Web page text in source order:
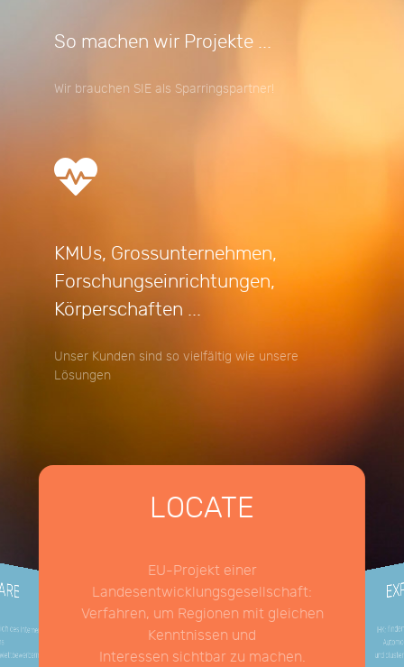
So machen wir Projekte ...
Wir brauchen SIE als Sparringspartner!
KMUs, Grossunternehmen,
Forschungseinrichtungen,
Körperschaften ...
Unser Kunden sind so vielfältig wie unsere
Lösungen
des internen
LOCATE
EU-Projekt einer
Landesentwicklungsgesellschaft:
Verfahren, um Regionen mit gleichen
Kenntnissen und
Interessen sichtbar zu machen.
IHK:
und